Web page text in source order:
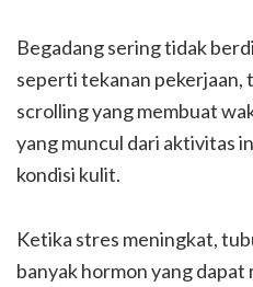
Begadang sering tidak
seperti tekanan pekerjaan,
scrolling yang membuat
yang muncul dari aktivitas
kondisi kulit.
Ketika stres meningkat,
banyak hormon yang